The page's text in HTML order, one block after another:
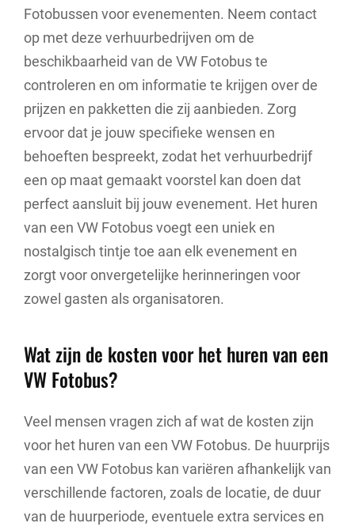
Fotobussen voor evenementen. Neem contact
op met deze verhuurbedrijven om de
beschikbaarheid van de VW Fotobus te
controleren en om informatie te krijgen over de
prijzen en pakketten die zij aanbieden. Zorg
ervoor dat je jouw specifieke wensen en
behoeften bespreekt, zodat het verhuurbedrijf
een op maat gemaakt voorstel kan doen dat
perfect aansluit bij jouw evenement. Het huren
van een VW Fotobus voegt een uniek en
nostalgisch tintje toe aan elk evenement en
zorgt voor onvergetelijke herinneringen voor
zowel gasten als organisatoren.
Wat zijn de kosten voor het huren van een
VW Fotobus?
Veel mensen vragen zich af wat de kosten zijn
voor het huren van een VW Fotobus. De huurprijs
van een VW Fotobus kan variëren afhankelijk van
verschillende factoren, zoals de locatie, de duur
van de huurperiode, eventuele extra services en